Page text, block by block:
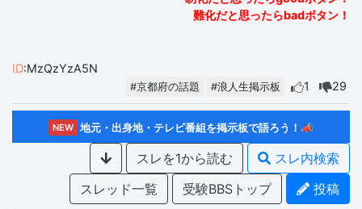
難化だと思ったらbadボタン！
ID:MzQzYzA5N
#京都府の話題 #浪人生掲示板 1 29
NEW 地元・出身地・テレビ番組を掲示板で語ろう！📣
スレを1から読む
スレ内検索
スレッド一覧
受験BBSトップ 投稿